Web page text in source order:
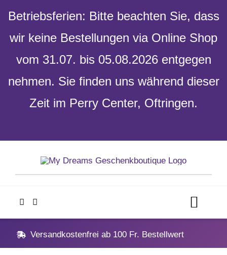
Betriebsferien: Bitte beachten Sie, dass
wir keine Bestellungen via Online Shop
vom 31.07. bis 05.08.2026 entgegen
nehmen. Sie finden uns während dieser
Zeit im Perry Center, Oftringen.
content
Home
Versandkostenfrei ab 100 Fr. Bestellwert